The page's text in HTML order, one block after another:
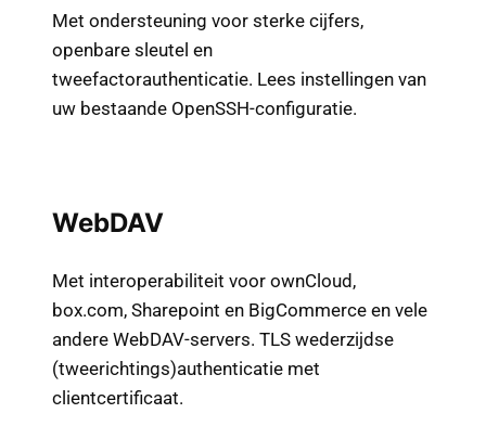
Met ondersteuning voor sterke cijfers,
openbare sleutel en
tweefactorauthenticatie. Lees instellingen van
uw bestaande OpenSSH-configuratie.
WebDAV
Met interoperabiliteit voor ownCloud,
box.com, Sharepoint en BigCommerce en vele
andere WebDAV-servers. TLS wederzijdse
(tweerichtings)authenticatie met
clientcertificaat.